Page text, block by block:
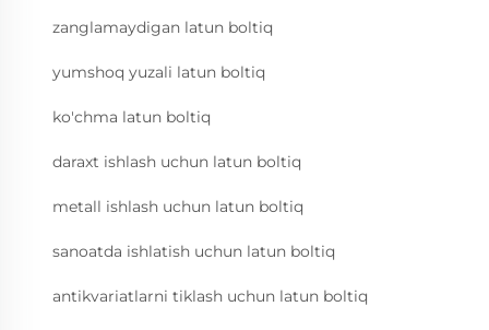
zanglamaydigan latun boltiq
yumshoq yuzali latun boltiq
ko'chma latun boltiq
daraxt ishlash uchun latun boltiq
metall ishlash uchun latun boltiq
sanoatda ishlatish uchun latun boltiq
antikvariatlarni tiklash uchun latun boltiq